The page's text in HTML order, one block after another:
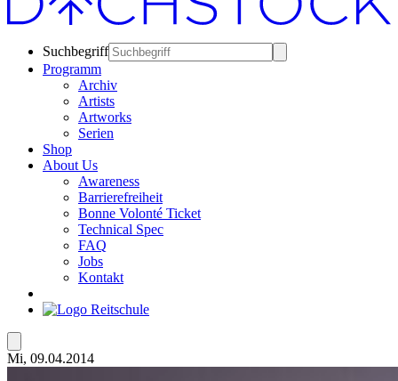
Suchbegriff
Programm
Archiv
Artists
Artworks
Serien
Shop
About Us
Awareness
Barrierefreiheit
Bonne Volonté Ticket
Technical Spec
FAQ
Jobs
Kontakt
Mi, 09.04.2014